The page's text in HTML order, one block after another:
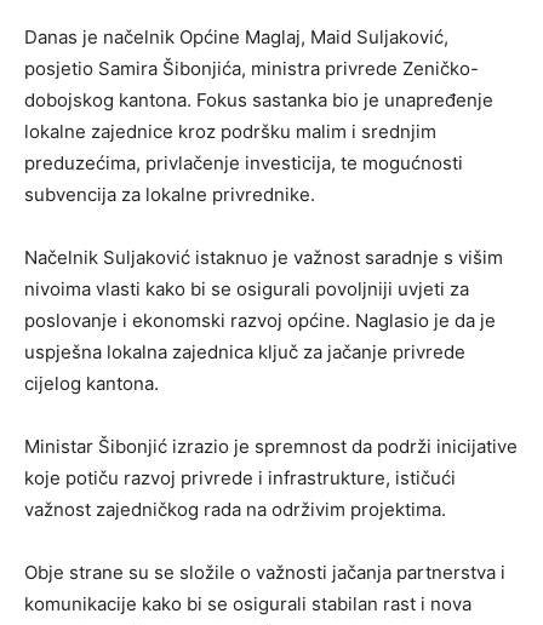
Danas je načelnik Općine Maglaj, Maid Suljaković,
posjetio Samira Šibonjića, ministra privrede Zeničko-
dobojskog kantona. Fokus sastanka bio je unapređenje
lokalne zajednice kroz podršku malim i srednjim
preduzećima, privlačenje investicija, te mogućnosti
subvencija za lokalne privrednike.
Načelnik Suljaković istaknuo je važnost saradnje s višim
nivoima vlasti kako bi se osigurali povoljniji uvjeti za
poslovanje i ekonomski razvoj općine. Naglasio je da je
uspješna lokalna zajednica ključ za jačanje privrede
cijelog kantona.
Ministar Šibonjić izrazio je spremnost da podrži inicijative
koje potiču razvoj privrede i infrastrukture, ističući
važnost zajedničkog rada na održivim projektima.
Obje strane su se složile o važnosti jačanja partnerstva i
komunikacije kako bi se osigurali stabilan rast i nova